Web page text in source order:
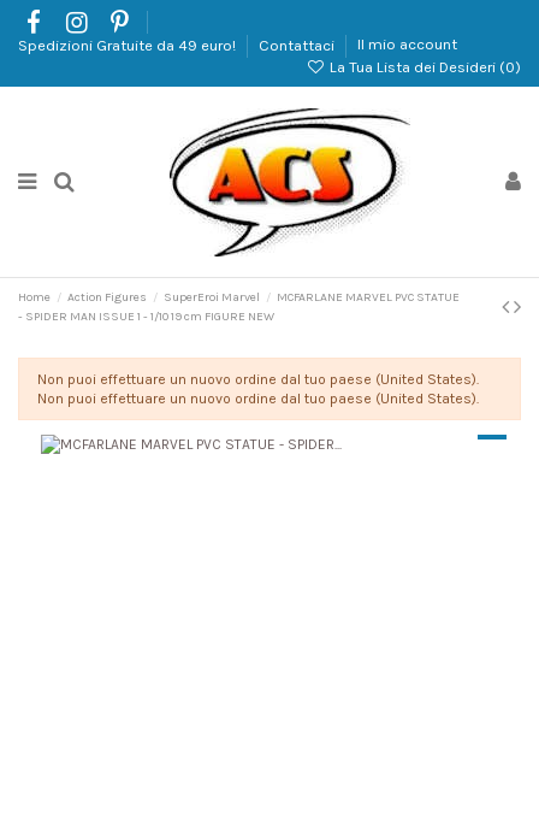
Spedizioni Gratuite da 49 euro! Contattaci
Il mio account
La Tua Lista dei Desideri (0)
Home Action Figures SuperEroi Marvel
MCFARLANE MARVEL PVC STATUE
- SPIDER MAN ISSUE 1 - 1/10 19 cm FIGURE NEW
Non puoi effettuare un nuovo ordine dal tuo paese (United States).
Non puoi effettuare un nuovo ordine dal tuo paese (United States).